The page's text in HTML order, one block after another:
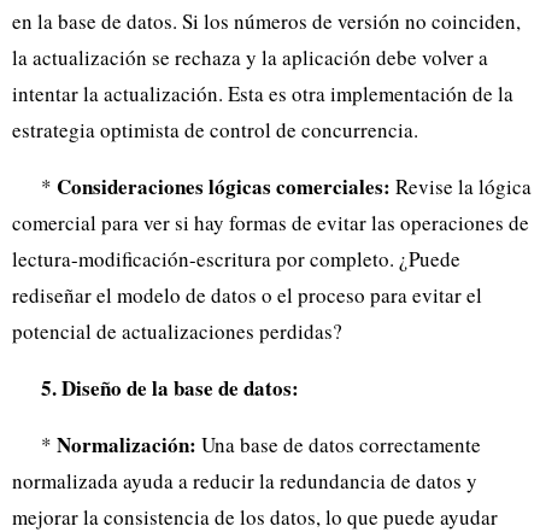
en la base de datos. Si los números de versión no coinciden,
la actualización se rechaza y la aplicación debe volver a
intentar la actualización. Esta es otra implementación de la
estrategia optimista de control de concurrencia.
* Consideraciones lógicas comerciales: Revise la lógica
comercial para ver si hay formas de evitar las operaciones de
lectura-modificación-escritura por completo. ¿Puede
rediseñar el modelo de datos o el proceso para evitar el
potencial de actualizaciones perdidas?
5. Diseño de la base de datos:
* Normalización: Una base de datos correctamente
normalizada ayuda a reducir la redundancia de datos y
mejorar la consistencia de los datos, lo que puede ayudar